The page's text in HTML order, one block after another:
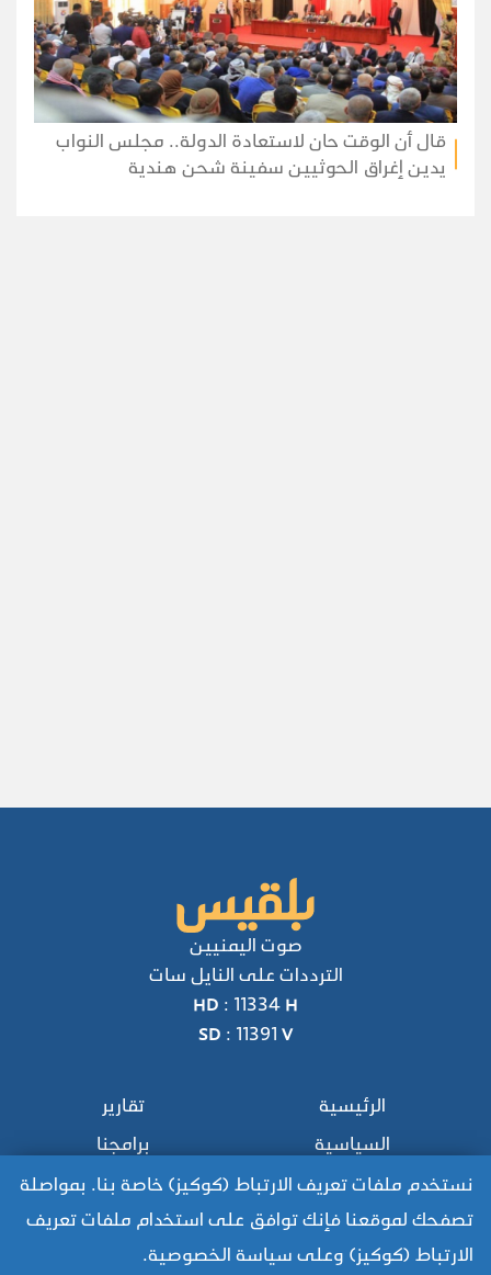
قال أن الوقت حان لاستعادة الدولة.. مجلس النواب
يدين إغراق الحوثيين سفينة شحن هندية
نستخدم ملفات تعريف الارتباط (كوكيز) خاصة بنا. بمواصلة
تصفحك لموقعنا فإنك توافق على استخدام ملفات تعريف
الارتباط (كوكيز) وعلى سياسة الخصوصية.
صوت اليمنيين
الترددات على النايل سات
HD : 11334 H
SD : 11391 V
الرئيسية
السياسية
محليات
تقارير
برامجنا
عربي ودولي
منوعات
من نحن
الأحكام والشروط